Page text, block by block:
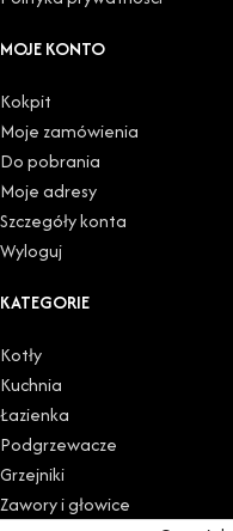
MOJE KONTO
Kokpit
Moje zamówienia
Do pobrania
Moje adresy
Szczegóły konta
Wyloguj
KATEGORIE
Kotły
Kuchnia
Łazienka
Podgrzewacze
Grzejniki
Zawory i głowice